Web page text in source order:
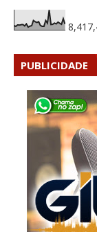
PUBLICIDADE